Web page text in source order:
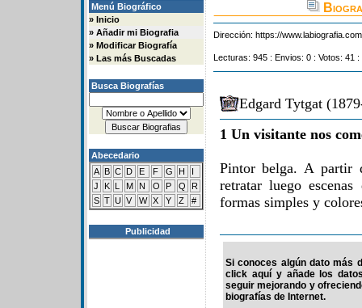
Menú Biográfico
» Inicio
» Añadir mi Biografia
» Modificar Biografía
» Las más Buscadas
Busca Biografías
Abecedario
A B C D E F G H
I
J
K L M N O P Q
R
S T U V W X Y Z #
Publicidad
Dirección: https://
Lecturas: 945 : Envios: 0 : Votos: 41
Edgard Tytgat
1 Un visitante nos
Pintor belga. A partir
retratar luego
formas simples y
Si conoces algún dato más
click aquí y añade los
seguir mejorando y
biografías de Internet.